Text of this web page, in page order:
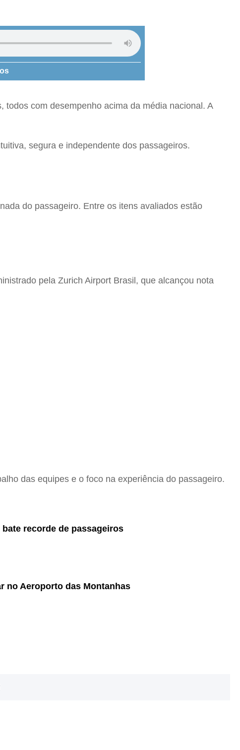
com desempenho acima da média nacional. A
segura e independente dos passageiros.
do passageiro. Entre os itens avaliados estão
pela Zurich Airport Brasil, que alcançou nota
das equipes e o foco na experiência do passageiro.
recorde de passageiros
no Aeroporto das Montanhas